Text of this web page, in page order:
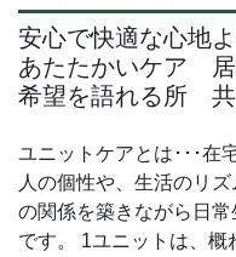
安心で快適な心地よ
あたたかいケア
希望を語れる所
ユニットケアとは･･･在
人の個性や、生活のリ
の関係を築きながら日
です。 1ユニットは、概